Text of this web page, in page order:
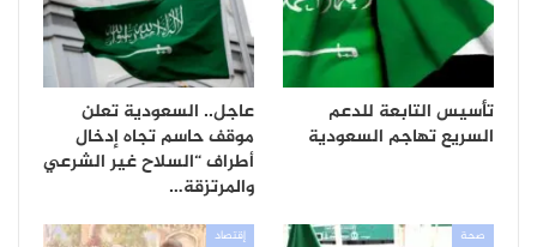
تأسيس التابعة للدعم
السريع تهاجم السعودية
عاجل.. السعودية تعلن
موقف حاسم تجاه إدخال
أطراف “السلاح غير الشرعي
والمرتزقة…
صحة إقتصاد